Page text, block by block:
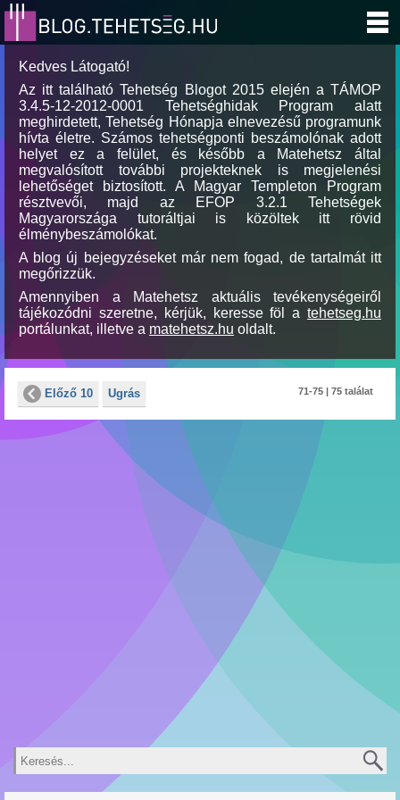
Kedves Látogató!
Az itt található Tehetség Blogot 2015 elején a TÁMOP
3.4.5-12-2012-0001 Tehetséghidak Program alatt
meghirdetett, Tehetség Hónapja elnevezésű programunk
hívta életre. Számos tehetségponti beszámolónak adott
helyet ez a felület, és később a Matehetsz által
megvalósított további projekteknek is megjelenési
lehetőséget biztosított. A Magyar Templeton Program
résztvevői, majd az EFOP 3.2.1 Tehetségek
Magyarországa tutoráltjai is közöltek itt rövid
élménybeszámolókat.
A blog új bejegyzéseket már nem fogad, de tartalmát itt
megőrizzük.
Amennyiben a Matehetsz aktuális tevékenységeiről
tájékozódni szeretne, kérjük, keresse föl a tehetseg.hu
portálunkat, illetve a matehetsz.hu oldalt.
Előző 10 Ugrás 71-75 | 75 találat
Keresés